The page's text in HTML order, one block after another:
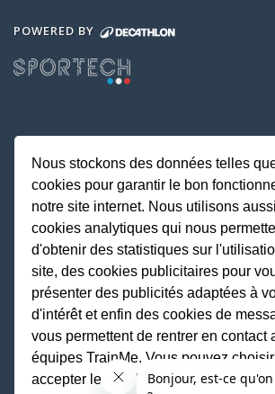
POWERED BY
REJOIGNEZ LA
Nous stockons des données telles
cookies pour garantir le bon
notre site internet. Nous utilisons
cookies analytiques qui nous
d'obtenir des statistiques sur
site, des cookies publicitaires pour
présenter des publicités adaptées à
d'intérêt et enfin des cookies de
vous permettent de rentrer en contact
équipes TrainMe. Vous pouvez
accepter les cookies non